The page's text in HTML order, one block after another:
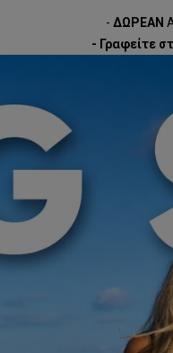
- ΔΩΡΕΑΝ
- Γραφείτε